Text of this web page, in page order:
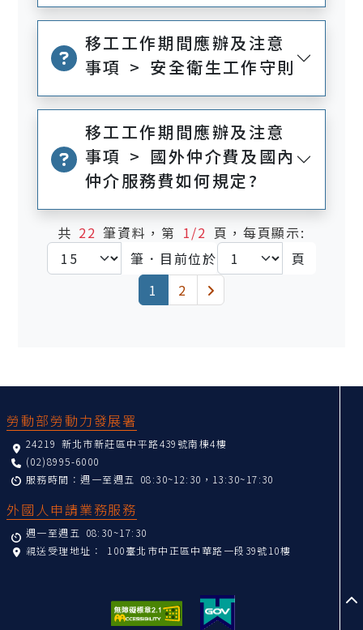
移工工作期間應辦及注意
事項 > 安全衛生工作守則
移工工作期間應辦及注意
事項 > 國外仲介費及國內
仲介服務費如何規定?
共 22筆資料，第 1/2 頁，每頁顯示:
筆．目前位於
頁
1
(current)
2 下一頁
勞動部勞動力發展署
24219 新北市新莊區中平路439號南棟4樓
(02)8995-6000
服務時間：週一至週五 08:30~12:30，13:30~17:30
外國人申請業務服務
週一至週五 08:30~17:30
親送受理地址： 100臺北市中正區中華路一段39號10樓
至